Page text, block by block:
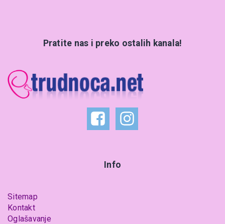
Pratite nas i preko ostalih kanala!
Info
Sitemap
Kontakt
Oglašavanje